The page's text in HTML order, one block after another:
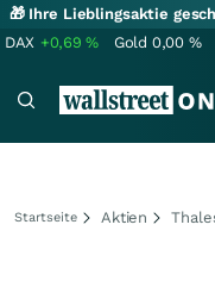
🎁 Ihre Lieblingsaktie
DAX +0,69% Gold 0,00 %
Startseite Aktien